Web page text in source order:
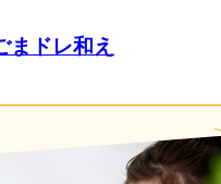
まドレ和え